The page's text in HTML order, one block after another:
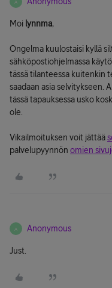
A
Moi lynnma,
Ongelma kuulostaisi kyllä
sähköpostiohjelmassa
tässä tilanteessa kuitenkin
saadaan asia selvitykseen.
tässä tapauksessa usko
ole.
Vikailmoituksen voit jättää
palvelupyynnön omien
A Anonymous
Just.